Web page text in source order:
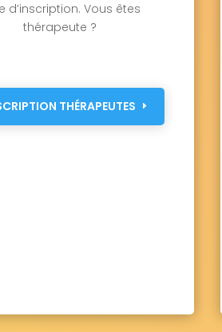
d’inscription. Vous êtes
thérapeute ?
THÉRAPEUTES